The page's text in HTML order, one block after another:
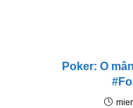
Poker: O